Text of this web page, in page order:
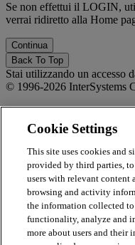
Se non effettui il LOGIN,
verrai ridiretto alla Home
Back To Top
Stai utilizzando un accesso
© 1996-2026 InterSystems
Privacy Statement
Terms of Service
Accessibility
Guarantee
Totara
Report Issue
Report Issue/
Cookie Settings
This site uses cookies and
provided by third parties,
users with relevant content
browsing and activity
the information collected
functionality, analyze and
more about users and their